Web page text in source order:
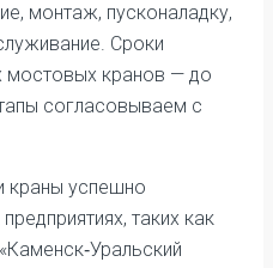
монтаж, пусконаладку,
Сроки
мостовых кранов — до
согласовываем с
краны успешно
таких как